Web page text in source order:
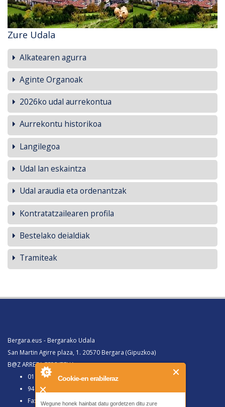
Cookie-en erabileraz
Wegune honek hainbat datu gordetzen ditu zure
Zure Udala
Alkatearen agurra
Aginte Organoak
2026ko udal aurrekontua
Aurrekontu historikoa
Langilegoa
Udal lan eskaintza
Udal araudia eta ordenantzak
Kontratatzailearen profila
Bestelako deialdiak
Tramiteak
Bergara.eus - Bergarako Udala
San Martin Agirre plaza, 1. 20570 Bergara (Gipuzkoa)
B@Z ARRETA ZERBITZUA:
010, Bergaratik deituz gero
943 77 91 00, Bergaraz kanpotik deituz gero
Faxa 943 77 91 63